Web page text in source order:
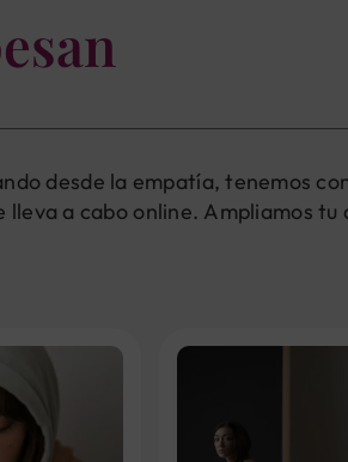
desde la empatía, tenemos
lleva a cabo online. Ampliamos